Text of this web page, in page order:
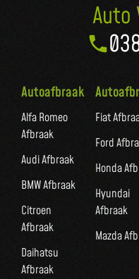
Auto
Autoafbraak
Alfa Romeo
Afbraak
Audi Afbraak
BMW Afbraak
Citroen
Afbraak
Daihatsu
Afbraak
Fiat
Ford
Honda
Hyundai
Afbraak
Mazda